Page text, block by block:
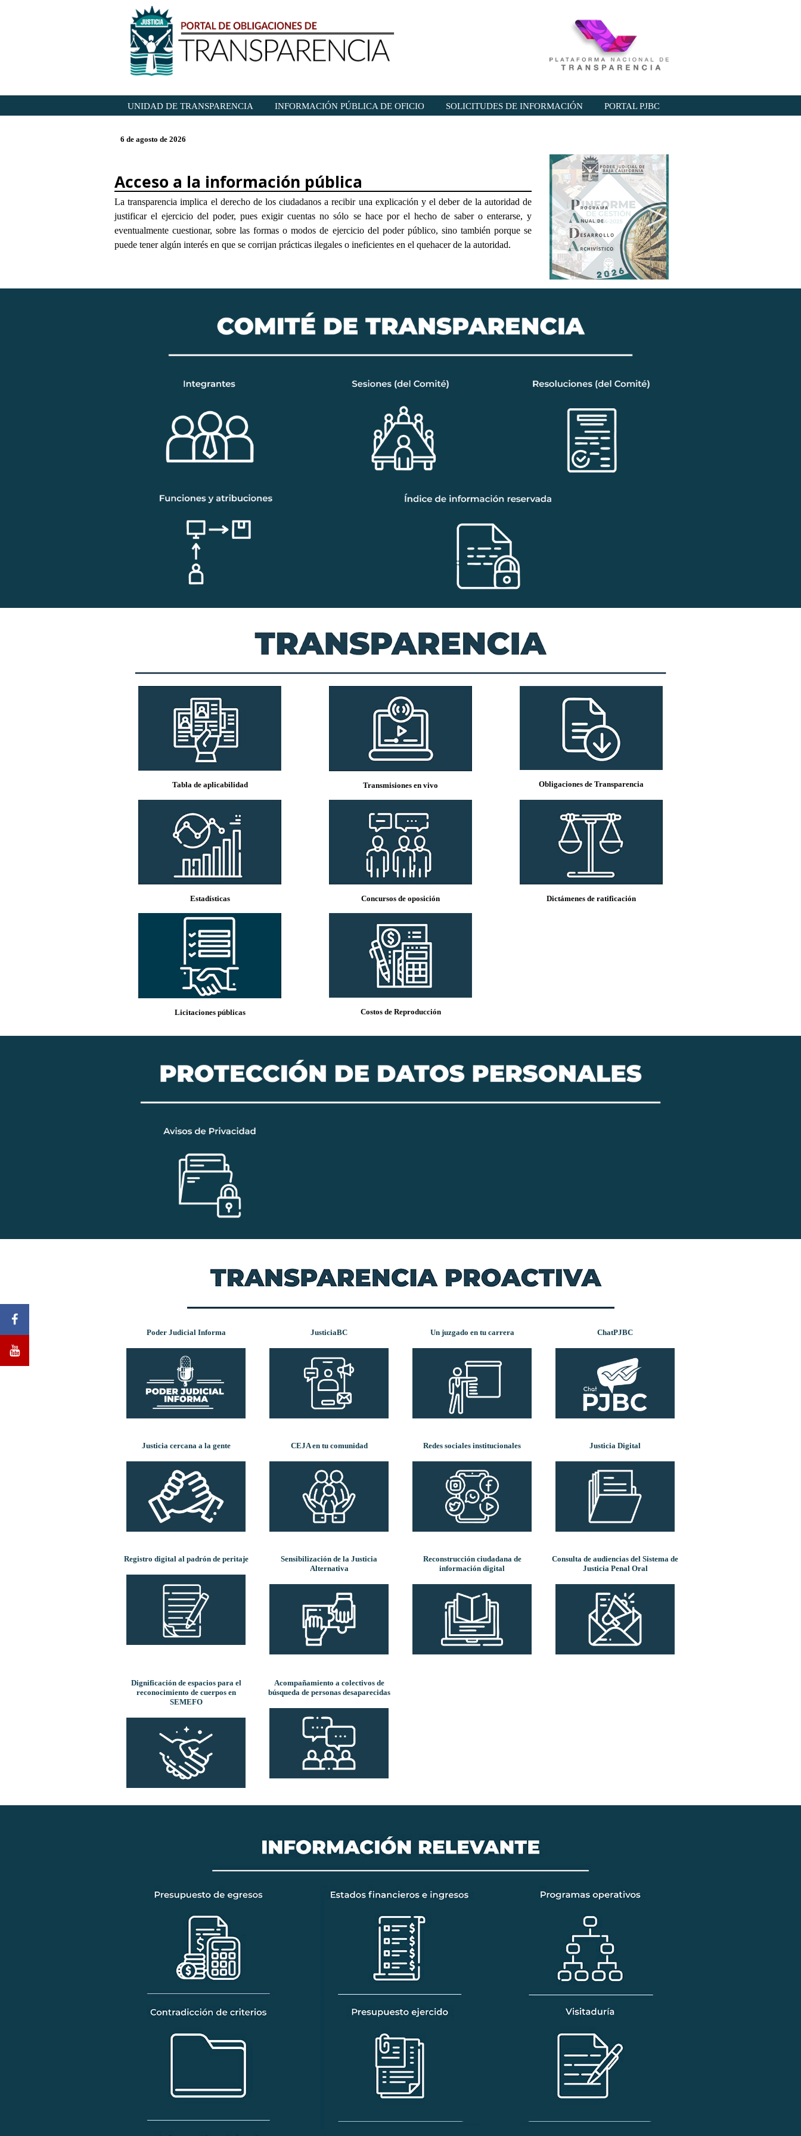
UNIDAD DE TRANSPARENCIA INFORMACIÓN PÚBLICA DE OFICIO SOLICITUDES DE INFORMACIÓN PORTAL PJBC
6 de agosto de 2026
Acceso a la información pública
La transparencia implica el derecho de los ciudadanos a recibir una explicación y el deber de la autoridad de
justificar el ejercicio del poder, pues exigir cuentas no sólo se hace por el hecho de saber o enterarse, y
eventualmente cuestionar, sobre las formas o modos de ejercicio del poder público, sino también porque se
puede tener algún interés en que se corrijan prácticas ilegales o ineficientes en el quehacer de la autoridad.
>
<
Tabla de aplicabilidad Transmisiones en vivo Obligaciones de Transparencia
Estadísticas Concursos de oposición Dictámenes de ratificación
Licitaciones públicas Costos de Reproducción
Poder Judicial Informa JusticiaBC Un juzgado en tu carrera ChatPJBC
Justicia cercana a la gente CEJA en tu comunidad Redes sociales institucionales Justicia Digital
Registro digital al padrón de peritaje
Sensibilización de la Justicia
Alternativa
Reconstrucción ciudadana de
información digital
Consulta de audiencias del Sistema de
Justicia Penal Oral
Dignificación de espacios para el
reconocimiento de cuerpos en
SEMEFO
Acompañamiento a colectivos de
búsqueda de personas desaparecidas